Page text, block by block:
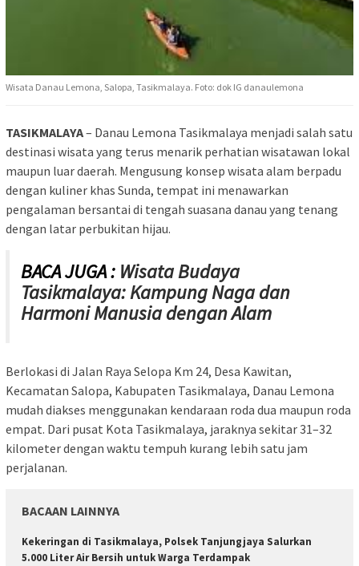
Wisata Danau Lemona, Salopa, Tasikmalaya. Foto: dok IG danaulemona
TASIKMALAYA– Danau Lemona Tasikmalaya menjadi salah satu
destinasi wisata yang terus menarik perhatian wisatawan lokal
maupun luar daerah. Mengusung konsep wisata alam berpadu
dengan kuliner khas Sunda, tempat ini menawarkan
pengalaman bersantai di tengah suasana danau yang tenang
dengan latar perbukitan hijau.
BACA JUGA : Wisata Budaya
Tasikmalaya: Kampung Naga dan
Harmoni Manusia dengan Alam
Berlokasi di Jalan Raya Selopa Km 24, Desa Kawitan,
Kecamatan Salopa, Kabupaten Tasikmalaya, Danau Lemona
mudah diakses menggunakan kendaraan roda dua maupun roda
empat. Dari pusat Kota Tasikmalaya, jaraknya sekitar 31–32
kilometer dengan waktu tempuh kurang lebih satu jam
perjalanan.
BACAAN LAINNYA
Kekeringan di Tasikmalaya, Polsek Tanjungjaya Salurkan
5.000 Liter Air Bersih untuk Warga Terdampak